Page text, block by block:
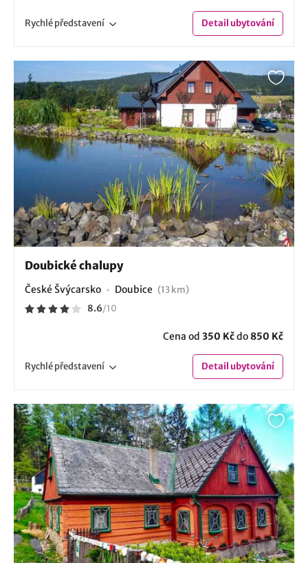
Rychlépředstavení Detailubytování
Doubické chalupy
České Švýcarsko Doubice (13 km)
8.6/10
Cena od 350 Kčdo 850 Kč
Rychlépředstavení Detailubytování